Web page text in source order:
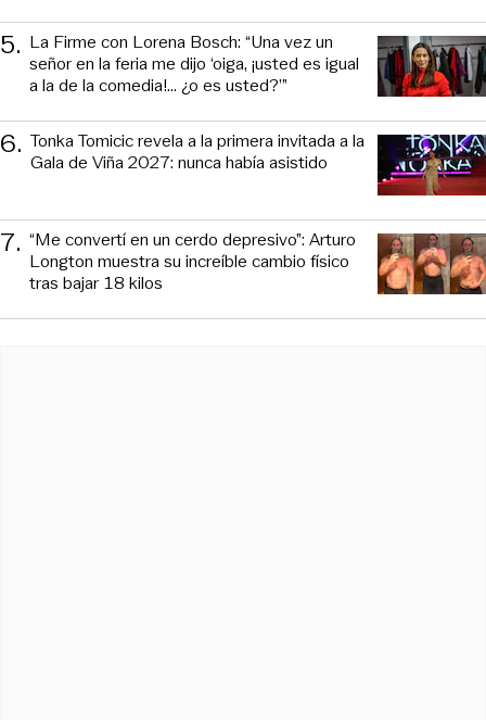
5. La Firme con Lorena Bosch: “Una vez un
señor en la feria me dijo ‘oiga, ¡usted es igual
a la de la comedia!... ¿o es usted?’”
6. Tonka Tomicic revela a la primera invitada a la
Gala de Viña 2027: nunca había asistido
7. “Me convertí en un cerdo depresivo”: Arturo
Longton muestra su increíble cambio físico
tras bajar 18 kilos